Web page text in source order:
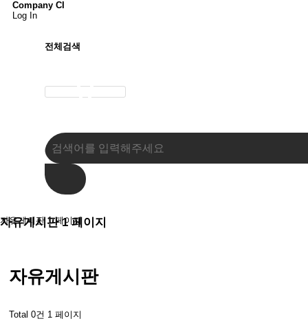
Company CI
Log In
전체검색
자유게시판 1 페이지
자유게시판 1 페이지
자유게시판
Total 0건 1 페이지